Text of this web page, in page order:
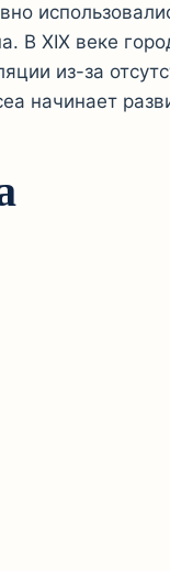
В XIX веке
из-за
начинает